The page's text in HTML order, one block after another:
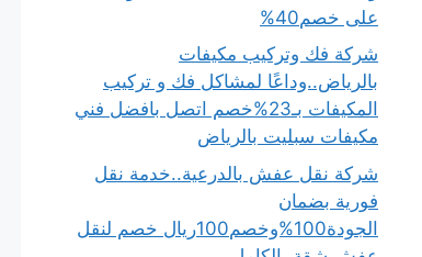
على خصم40%
شركة فك وتركيب مكيفات
بالرياض..وداعًا لمشاكل فك و تركيب
المكيفات بـ23%خصم اتصل بافضل فني
مكيفات سبليت بالرياض
شركة نقل عفش بالدرعية..خدمة نقل
فورية بضمان
الجودة100%وخصم100ريال خصم لنقل